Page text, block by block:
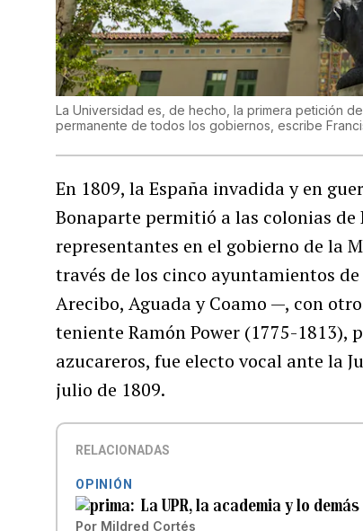
La Universidad es, de hecho, la primera petición
permanente de todos los gobiernos, escribe
En 1809, la España invadida y en
Bonaparte permitió a las colonias
representantes en el gobierno de la
través de los cinco ayuntamientos
Arecibo, Aguada y Coamo —, con
teniente Ramón Power (1775-1813),
azucareros, fue electo vocal ante la
julio de 1809.
RELACIONADAS
OPINIÓN
La UPR, la academia y lo demás
Por Mildred Cortés